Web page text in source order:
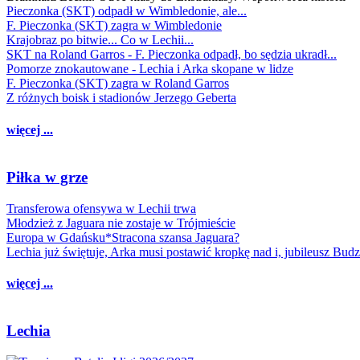
Pieczonka (SKT) odpadł w Wimbledonie, ale...
F. Pieczonka (SKT) zagra w Wimbledonie
Krajobraz po bitwie... Co w Lechii...
SKT na Roland Garros - F. Pieczonka odpadł, bo sędzia ukradł...
Pomorze znokautowane - Lechia i Arka skopane w lidze
F. Pieczonka (SKT) zagra w Roland Garros
Z różnych boisk i stadionów Jerzego Geberta
więcej ...
Piłka w grze
Transferowa ofensywa w Lechii trwa
Młodzież z Jaguara nie zostaje w Trójmieście
Europa w Gdańsku*Stracona szansa Jaguara?
Lechia już świętuje, Arka musi postawić kropkę nad i, jubileusz
więcej ...
Lechia